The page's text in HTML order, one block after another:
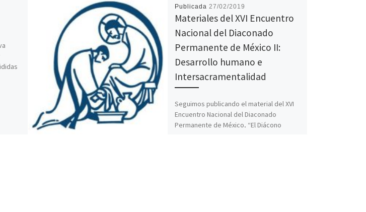
Publicada 27/02/2019
Materiales del XVI Encuentro
Nacional del Diaconado
Permanente de México II:
Desarrollo humano e
Intersacramentalidad
Seguimos publicando el material del XVI
Encuentro Nacional del Diaconado
Permanente de México, “El Diácono